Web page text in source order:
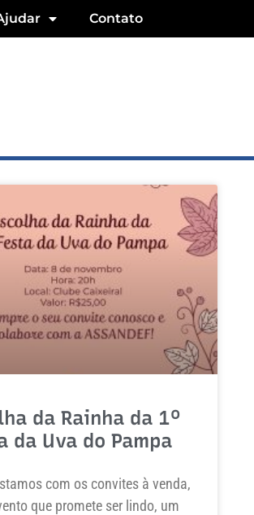
Contato
da Rainha da 1º
da Uva do Pampa
com os convites à venda,
que promete ser lindo, um